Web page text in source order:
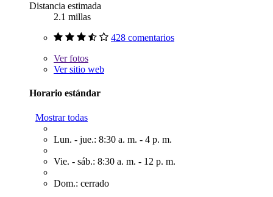
Distancia estimada
2.1 millas
428 comentarios
Verfotos
Ver sitio web
Horario estándar
Mostrar todas
Lun. - jue.: 8:30 a. m. - 4 p. m.
Vie. - sáb.: 8:30 a. m. - 12 p. m.
Dom.: cerrado